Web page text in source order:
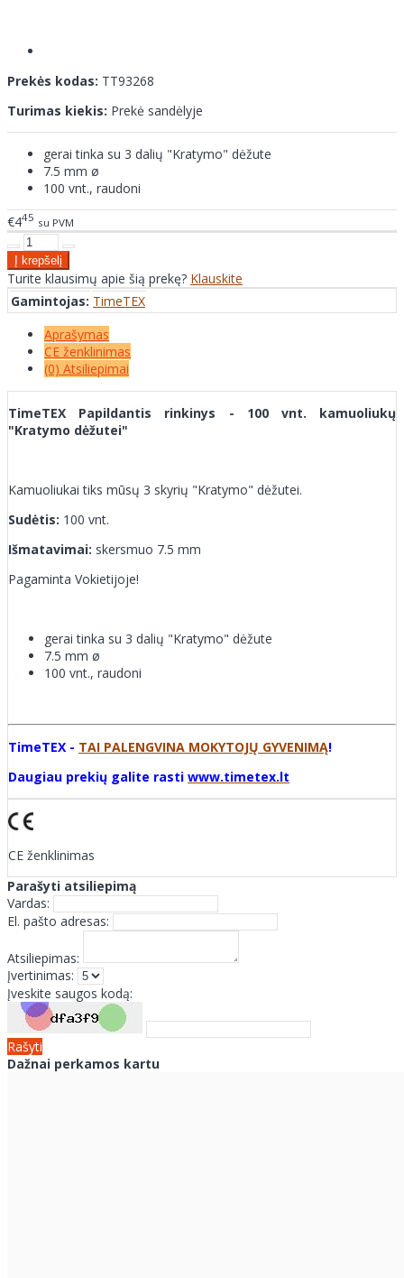
Prekės kodas: TT93268
Turimas kiekis: Prekė sandėlyje
gerai tinka su 3 dalių "Kratymo" dėžute
7.5 mm ø
100 vnt., raudoni
€445 su PVM
Turite klausimų apie šią prekę? Klauskite
Gamintojas: TimeTEX
Aprašymas
CE ženklinimas
(0) Atsiliepimai
TimeTEX Papildantis rinkinys - 100 vnt. kamuoliukų
"Kratymo dėžutei"
Kamuoliukai tiks mūsų 3 skyrių "Kratymo" dėžutei.
Sudėtis: 100 vnt.
Išmatavimai: skersmuo 7.5 mm
Pagaminta Vokietijoje!
gerai tinka su 3 dalių "Kratymo" dėžute
7.5 mm ø
100 vnt., raudoni
TimeTEX - TAI PALENGVINA MOKYTOJŲ GYVENIMĄ!
Daugiau prekių galite rasti www.timetex.lt
CE ženklinimas
Parašyti atsiliepimą
Vardas:
El. pašto adresas:
Atsiliepimas:
Įvertinimas:
Įveskite saugos kodą:
Rašyti
Dažnai perkamos kartu